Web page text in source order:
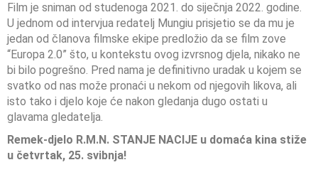
Film je sniman od studenoga 2021. do siječnja 2022. godine.
U jednom od intervjua redatelj Mungiu prisjetio se da mu je
jedan od članova filmske ekipe predložio da se film zove
“Europa 2.0” što, u kontekstu ovog izvrsnog djela, nikako ne
bi bilo pogrešno. Pred nama je definitivno uradak u kojem se
svatko od nas može pronaći u nekom od njegovih likova, ali
isto tako i djelo koje će nakon gledanja dugo ostati u
glavama gledatelja.
Remek-djelo R.M.N. STANJE NACIJE u domaća kina stiže
u četvrtak, 25. svibnja!